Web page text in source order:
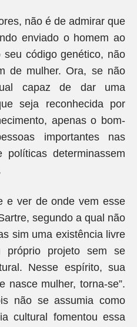
não é de admirar que
enviado o homem ao
código genético, não
de mulher. Ora, se não
capaz de dar uma
seja reconhecida por
apenas o bom-
importantes nas
políticas determinassem
e ver de onde vem esse
segundo a qual não
sim uma existência livre
projeto sem se
Nesse espírito, sua
nasce mulher, torna-se”.
não se assumia como
cultural fomentou essa